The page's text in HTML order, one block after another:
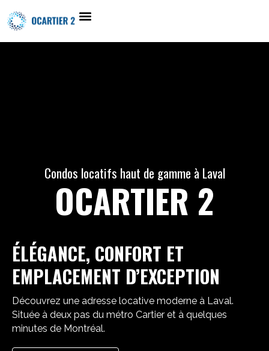
Condos locatifs haut de gamme à Laval
OCARTIER 2
ÉLÉGANCE, CONFORT ET
EMPLACEMENT D’EXCEPTION
Découvrez une adresse locative moderne à Laval.
Située à deux pas du métro Cartier et à quelques
minutes de Montréal.